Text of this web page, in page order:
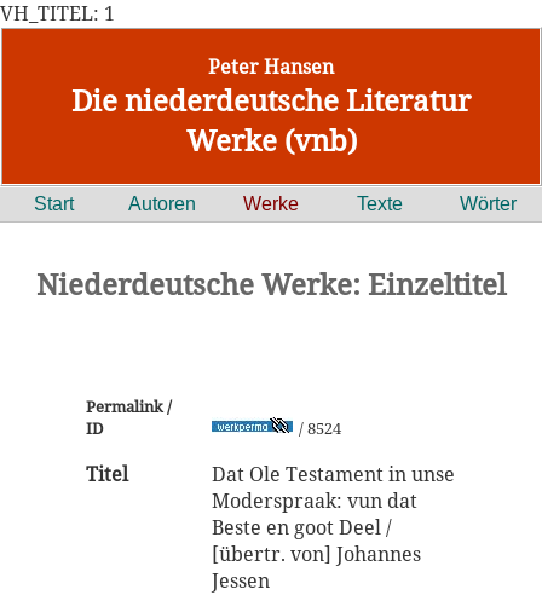
VH_TITEL: 1
Peter Hansen
Die niederdeutsche Literatur
Werke (vnb)
Start Autoren Werke Texte Wörter
Niederdeutsche Werke: Einzeltitel
Permalink /
ID
/ 8524
Titel
Dat Ole Testament in unse
Moderspraak: vun dat
Beste en goot Deel /
[übertr. von] Johannes
Jessen